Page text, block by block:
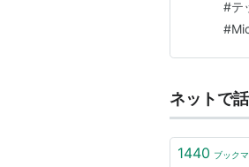
使
統
#テ
#
ネットで
1440 ブック